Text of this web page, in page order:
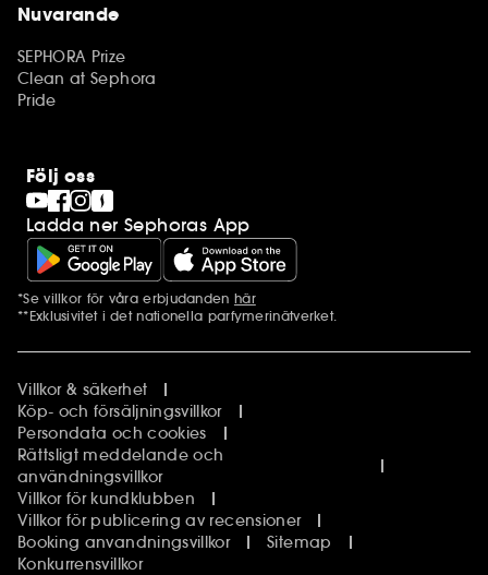
Nuvarande
SEPHORA Prize
Clean at Sephora
Pride
Följ oss
Ladda ner Sephoras App
Ytterligare information
*Se villkor för våra erbjudanden här
**Exklusivitet i det nationella parfymerinätverket.
Villkor & säkerhet
Köp- och försäljningsvillkor
Persondata och cookies
Rättsligt meddelande och
användningsvillkor
Villkor för kundklubben
Villkor för publicering av recensioner
Booking anvandningsvillkor
Sitemap
Konkurrensvillkor